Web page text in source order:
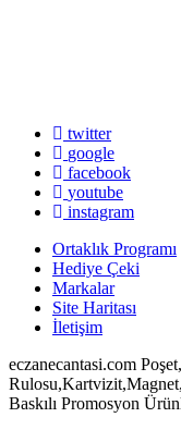
twitter
google
facebook
youtube
instagram
Ortaklık Programı
Hediye Çeki
Markalar
Site Haritası
İletişim
eczanecantasi.com
Baskılı Promosyon